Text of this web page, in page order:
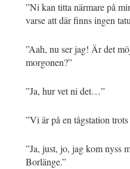
”Ni kan titta närmare på
varse att där finns ingen
”Aah, nu ser jag! Är det
morgonen?”
”Ja, hur vet ni det…”
”Vi är på en tågstation
”Ja, just, jo, jag kom nyss
Borlänge.”